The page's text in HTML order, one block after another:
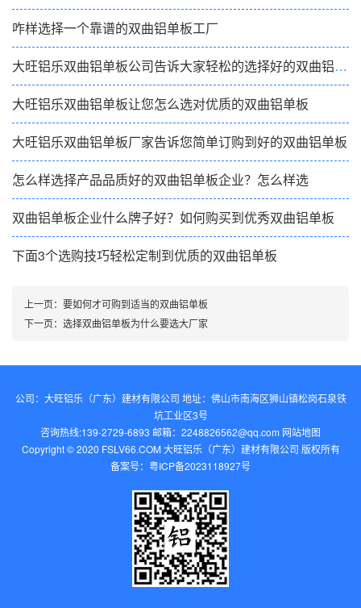
咋样选择一个靠谱的双曲铝单板工厂
大旺铝乐双曲铝单板公司告诉大家轻松的选择好的双曲铝单板
大旺铝乐双曲铝单板让您怎么选对优质的双曲铝单板
大旺铝乐双曲铝单板厂家告诉您简单订购到好的双曲铝单板
怎么样选择产品品质好的双曲铝单板企业？怎么样选
双曲铝单板企业什么牌子好？如何购买到优秀双曲铝单板
下面3个选购技巧轻松定制到优质的双曲铝单板
上一页： 要如何才可购到适当的双曲铝单板
下一页： 选择双曲铝单板为什么要选大厂家
公司：大旺铝乐（广东）建材有限公司 地址：佛山市南海区狮山镇松岗石泉铁
坑工业区3号
咨询热线:139-2729-6893 邮箱：2248826562@qq.com‬ 网站地图
Copyright © 2020 FSLV66.COM 大旺铝乐（广东）建材有限公司 版权所有
备案号： 粤ICP备2023118927号